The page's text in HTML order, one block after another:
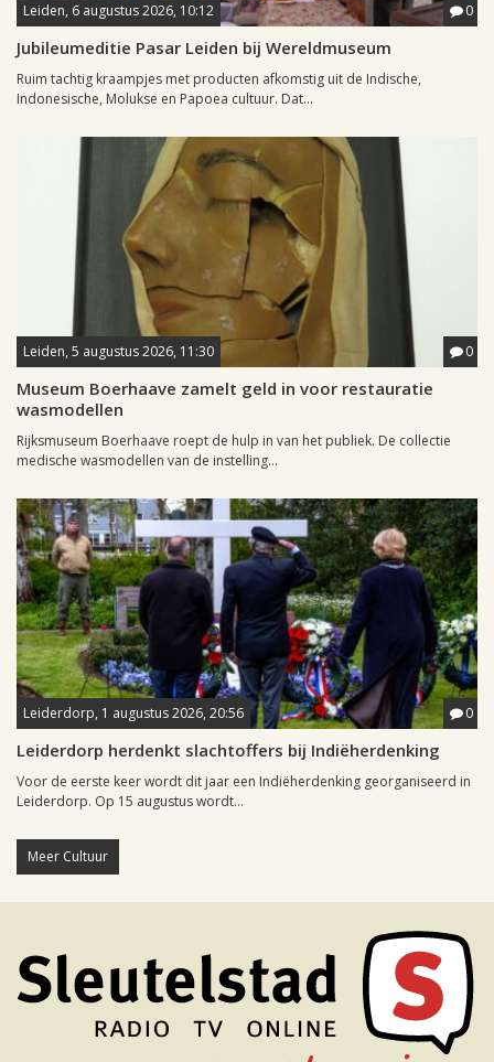
Leiden, 6 augustus 2026, 10:12 0
Jubileumeditie Pasar Leiden bij Wereldmuseum
Ruim tachtig kraampjes met producten afkomstig uit de Indische,
Indonesische, Molukse en Papoea cultuur. Dat...
Leiden, 5 augustus 2026, 11:30 0
Museum Boerhaave zamelt geld in voor restauratie
wasmodellen
Rijksmuseum Boerhaave roept de hulp in van het publiek. De collectie
medische wasmodellen van de instelling...
Leiderdorp, 1 augustus 2026, 20:56 0
Leiderdorp herdenkt slachtoffers bij Indiëherdenking
Voor de eerste keer wordt dit jaar een Indiëherdenking georganiseerd in
Leiderdorp. Op 15 augustus wordt...
Meer Cultuur